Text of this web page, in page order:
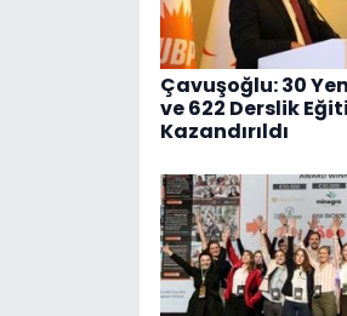
Çavuşoğlu: 30
ve 622 Derslik
Kazandırıldı